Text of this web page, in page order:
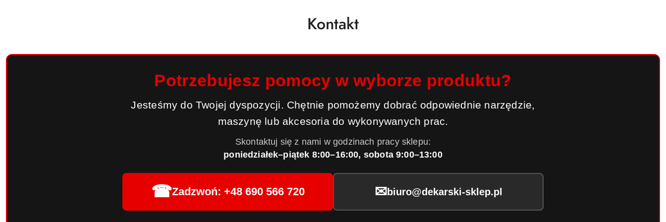
Kontakt
Potrzebujesz pomocy w wyborze produktu?
Jesteśmy do Twojej dyspozycji. Chętnie pomożemy dobrać odpowiednie narzędzie,
maszynę lub akcesoria do wykonywanych prac.
Skontaktuj się z nami w godzinach pracy sklepu:
poniedziałek–piątek 8:00–16:00, sobota 9:00–13:00
☎Zadzwoń: +48 690 566 720 ✉ biuro@dekarski-sklep.pl